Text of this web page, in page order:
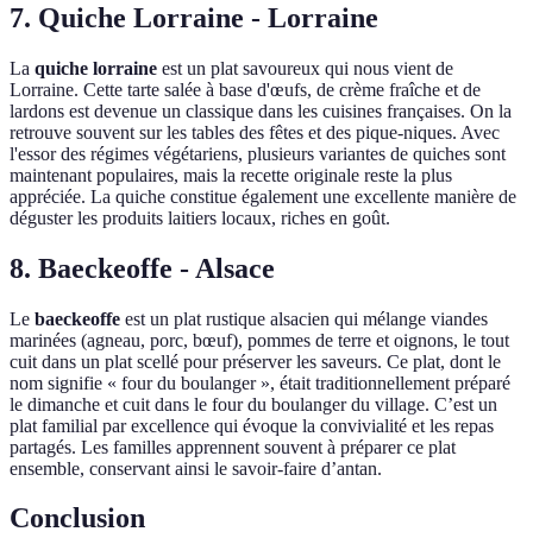
7. Quiche Lorraine - Lorraine
La quiche lorraine est un plat savoureux qui nous vient de
Lorraine. Cette tarte salée à base d'œufs, de crème fraîche et de
lardons est devenue un classique dans les cuisines françaises. On la
retrouve souvent sur les tables des fêtes et des pique-niques. Avec
l'essor des régimes végétariens, plusieurs variantes de quiches sont
maintenant populaires, mais la recette originale reste la plus
appréciée. La quiche constitue également une excellente manière de
déguster les produits laitiers locaux, riches en goût.
8. Baeckeoffe - Alsace
Le baeckeoffe est un plat rustique alsacien qui mélange viandes
marinées (agneau, porc, bœuf), pommes de terre et oignons, le tout
cuit dans un plat scellé pour préserver les saveurs. Ce plat, dont le
nom signifie « four du boulanger », était traditionnellement préparé
le dimanche et cuit dans le four du boulanger du village. C’est un
plat familial par excellence qui évoque la convivialité et les repas
partagés. Les familles apprennent souvent à préparer ce plat
ensemble, conservant ainsi le savoir-faire d’antan.
Conclusion